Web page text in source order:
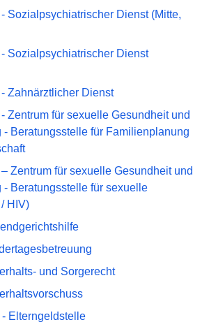
Sozialpsychiatrischer Dienst (Mitte,
Sozialpsychiatrischer Dienst
Zahnärztlicher Dienst
Zentrum für sexuelle Gesundheit und
- Beratungsstelle für Familienplanung
Zentrum für sexuelle Gesundheit und
- Beratungsstelle für sexuelle
HIV)
und Sorgerecht
Elterngeldstelle